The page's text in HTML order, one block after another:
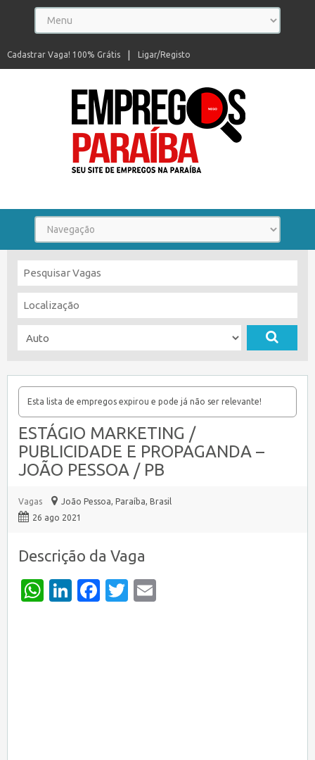
Ligar/Registo
Cadastrar Vaga! 100% Grátis
Esta lista de empregos expirou e pode já não ser relevante!
ESTÁGIO MARKETING /
PUBLICIDADE E PROPAGANDA –
JOÃO PESSOA / PB
Vagas João Pessoa, Paraíba, Brasil
26 ago 2021
Descrição da Vaga
WhatsApp
LinkedIn
Facebook
Twitter